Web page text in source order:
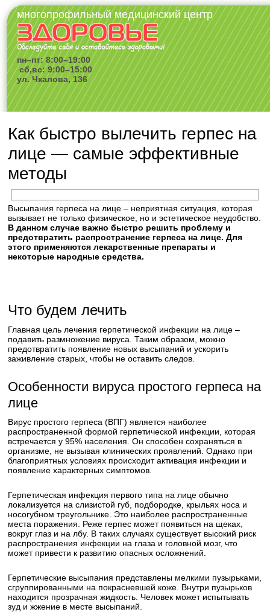
многопрофильный медицинский центр
пн–пт: 8:00–19:00
сб,вс: 9:00–15:00
ул. Чкалова, 136
Как быстро вылечить герпес на
лице — самые эффективные
методы
Высыпания герпеса на лице – неприятная ситуация, которая
вызывает не только физическое, но и эстетическое неудобство.
В данном случае важно быстро решить проблему и
предотвратить распространение герпеса на лице. Для
этого применяются лекарственные препараты и
некоторые народные средства.
Что будем лечить
Главная цель лечения герпетической инфекции на лице –
подавить размножение вируса. Таким образом, можно
предотвратить появление новых высыпаний и ускорить
заживление старых, чтобы не оставить следов.
Особенности вируса простого герпеса на
лице
Вирус простого герпеса (ВПГ) является наиболее
распространенной формой герпетической инфекции, которая
встречается у 95% населения. Он способен сохраняться в
организме, не вызывая клинических проявлений. Однако при
благоприятных условиях происходит активация инфекции и
появление характерных симптомов.
Герпетическая инфекция первого типа на лице обычно
локализуется на слизистой губ, подбородке, крыльях носа и
носогубном треугольнике. Это наиболее распространенные
места поражения. Реже герпес может появиться на щеках,
вокруг глаз и на лбу. В таких случаях существует высокий риск
распространения инфекции на глаза и головной мозг, что
может привести к развитию опасных осложнений.
Герпетические высыпания представлены мелкими пузырьками,
сгруппированными на покрасневшей коже. Внутри пузырьков
находится прозрачная жидкость. Человек может испытывать
зуд и жжение в месте высыпаний.